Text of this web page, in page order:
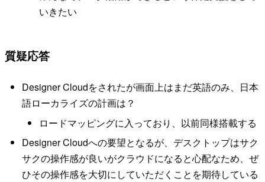
いきたい
質疑応答
Designer Cloudをされたが画面上はまだ英語のみ、日本
語ローカライズの計画は？
ロードマッピングに入っており、以前同様搭載する
Designer Cloudへの要望となるが、デスクトップはサク
サクの操作感が良いがクラウドになると心配なため、ぜ
ひその操作感を大切にしていただくことを期待している